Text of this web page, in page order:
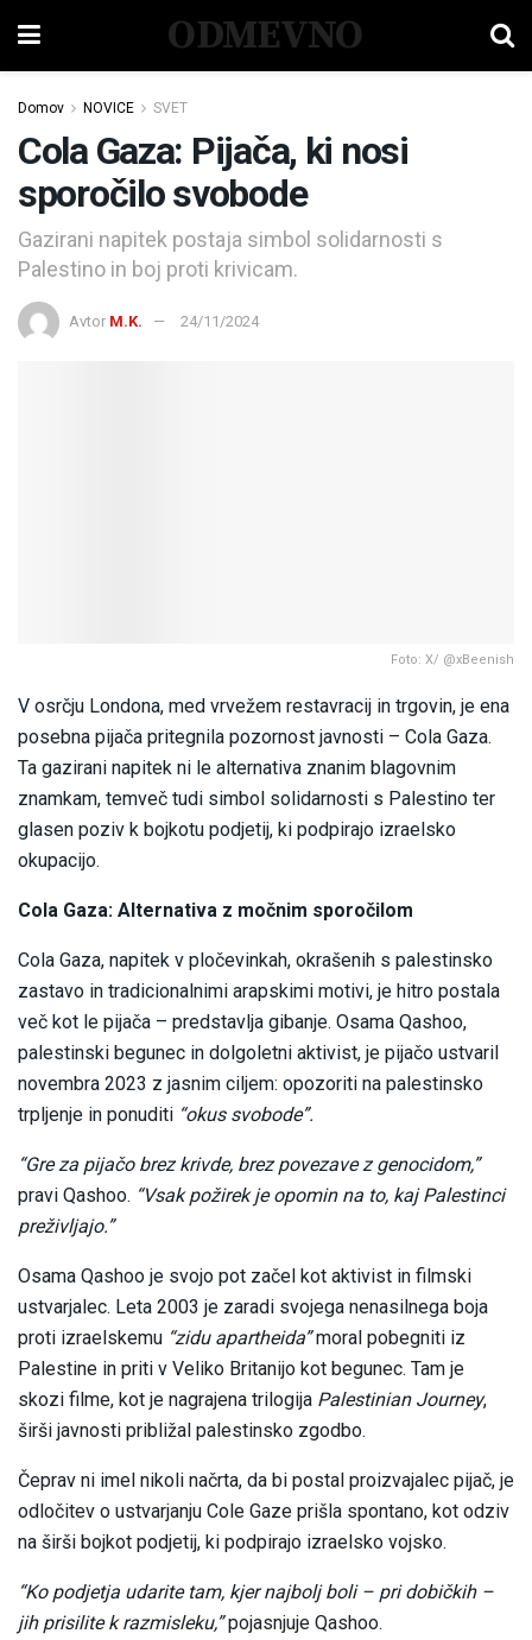
ODMEVNO
Domov NOVICE SVET
Cola Gaza: Pijača, ki nosi
sporočilo svobode
Gazirani napitek postaja simbol solidarnosti s
Palestino in boj proti krivicam.
Avtor M.K. 24/11/2024
Foto: X/ @xBeenish
V osrčju Londona, med vrvežem restavracij in trgovin, je ena
posebna pijača pritegnila pozornost javnosti – Cola Gaza.
Ta gazirani napitek ni le alternativa znanim blagovnim
znamkam, temveč tudi simbol solidarnosti s Palestino ter
glasen poziv k bojkotu podjetij, ki podpirajo izraelsko
okupacijo.
Cola Gaza: Alternativa z močnim sporočilom
Cola Gaza, napitek v pločevinkah, okrašenih s palestinsko
zastavo in tradicionalnimi arapskimi motivi, je hitro postala
več kot le pijača – predstavlja gibanje. Osama Qashoo,
palestinski begunec in dolgoletni aktivist, je pijačo ustvaril
novembra 2023 z jasnim ciljem: opozoriti na palestinsko
trpljenje in ponuditi “okus svobode”.
“Gre za pijačo brez krivde, brez povezave z genocidom,”
pravi Qashoo. “Vsak požirek je opomin na to, kaj Palestinci
preživljajo.”
Osama Qashoo je svojo pot začel kot aktivist in filmski
ustvarjalec. Leta 2003 je zaradi svojega nenasilnega boja
proti izraelskemu “zidu apartheida”moral pobegniti iz
Palestine in priti v Veliko Britanijo kot begunec. Tam je
skozi filme, kot je nagrajena trilogija Palestinian Journey,
širši javnosti približal palestinsko zgodbo.
Čeprav ni imel nikoli načrta, da bi postal proizvajalec pijač, je
odločitev o ustvarjanju Cole Gaze prišla spontano, kot odziv
na širši bojkot podjetij, ki podpirajo izraelsko vojsko.
“Ko podjetja udarite tam, kjer najbolj boli – pri dobičkih –
jih prisilite k razmisleku,”pojasnjuje Qashoo.